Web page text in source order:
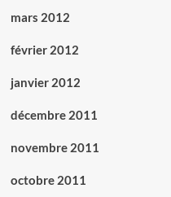
mars 2012
février 2012
janvier 2012
décembre 2011
novembre 2011
octobre 2011